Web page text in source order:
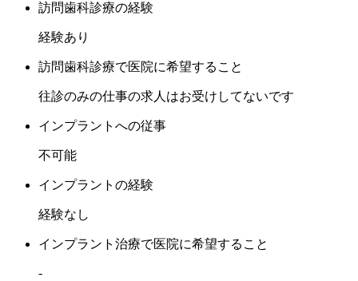
訪問歯科診療の経験
経験あり
訪問歯科診療で医院に希望すること
往診のみの仕事の求人はお受けしてないです
インプラントへの従事
不可能
インプラントの経験
経験なし
インプラント治療で医院に希望すること
-